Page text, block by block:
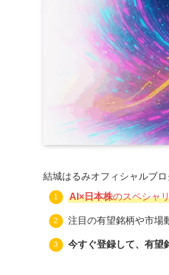
結城はるみオフィシャルブロ
AI×日本株のスペシャ
注目の有望銘柄や市場
今すぐ登録して、有望